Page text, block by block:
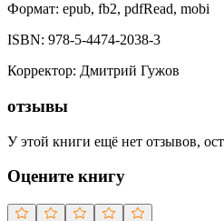
Формат: epub, fb2, pdfRead, mobi
ISBN: 978-5-4474-2038-3
Корректор: Дмитрий Гужов
отзывы
У этой книги ещё нет отзывов,
Оцените книгу